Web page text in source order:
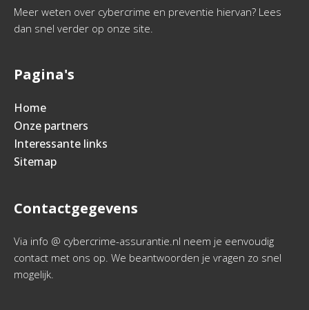
Meer weten over cybercrime en preventie hiervan? Lees
dan snel verder op onze site.
Pagina's
Home
Onze partners
Interessante links
Sitemap
Contactgegevens
Via info @ cybercrime-assurantie.nl neem je eenvoudig
contact met ons op. We beantwoorden je vragen zo snel
mogelijk.